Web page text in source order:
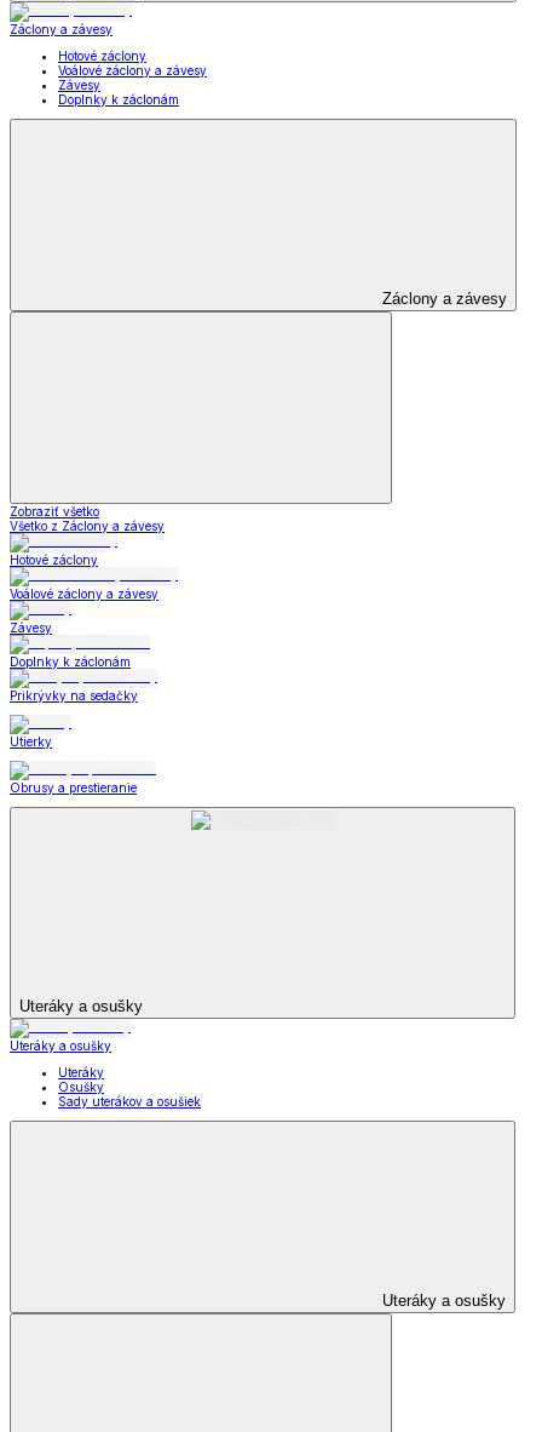
Záclony a závesy
Hotové záclony
Voálové záclony a závesy
Závesy
Doplnky k záclonám
Záclony a závesy
Zobraziť všetko
Všetko z Záclony a závesy
Hotové záclony
Voálové záclony a závesy
Závesy
Doplnky k záclonám
Prikrývky na sedačky
Utierky
Obrusy a prestieranie
Uteráky a osušky
Uteráky a osušky
Uteráky
Osušky
Sady uterákov a osušiek
Uteráky a osušky